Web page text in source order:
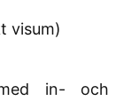
visum)
in- och